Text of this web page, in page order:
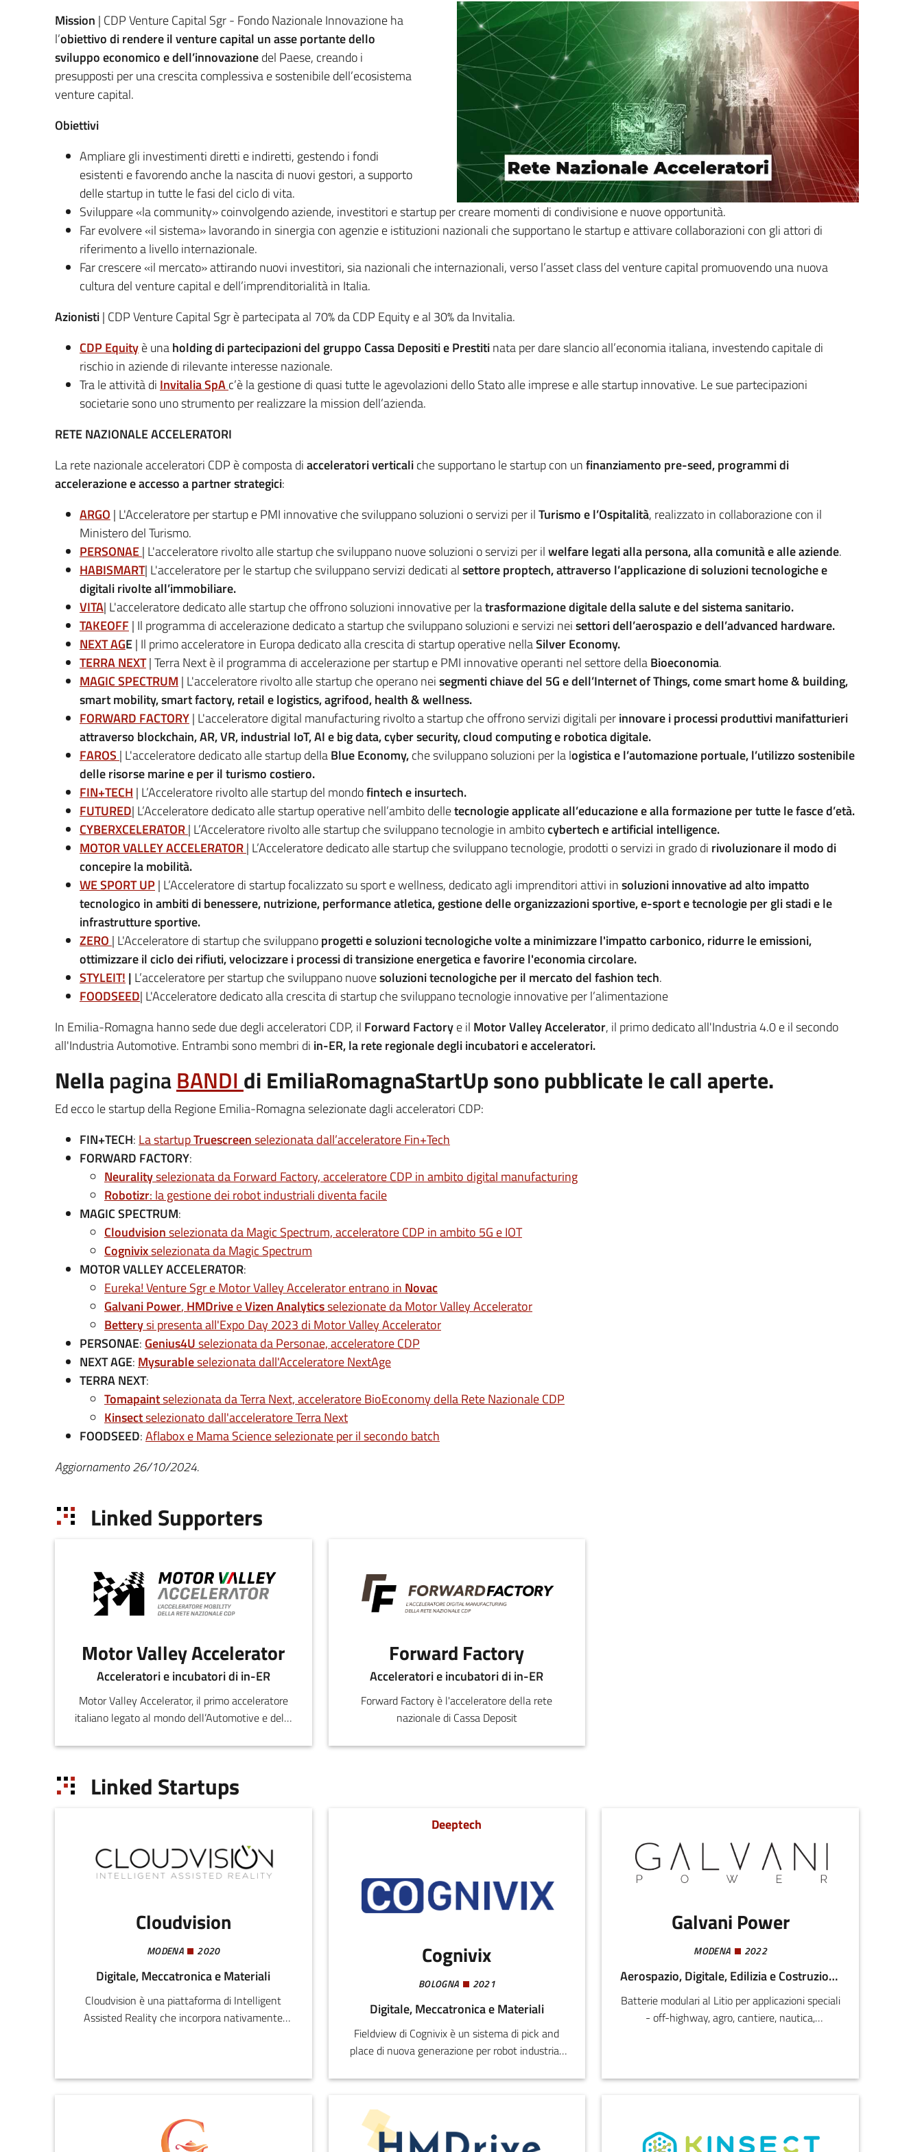
Mission | CDP Venture Capital Sgr - Fondo Nazionale Innovazione ha
l’obiettivo di rendere il venture capital un asse portante dello
sviluppo economico e dell’innovazionedel Paese, creando i
presupposti per una crescita complessiva e sostenibile dell’ecosistema
venture capital.
Obiettivi
Ampliare gli investimenti diretti e indiretti, gestendo i fondi
esistenti e favorendo anche la nascita di nuovi gestori, a supporto
delle startup in tutte le fasi del ciclo di vita.
Sviluppare «la community» coinvolgendo aziende, investitori e startup per creare momenti di condivisione e nuove opportunità.
Far evolvere «il sistema» lavorando in sinergia con agenzie e istituzioni nazionali che supportano le startup e attivare collaborazioni con gli attori di
riferimento a livello internazionale.
Far crescere «il mercato» attirando nuovi investitori, sia nazionali che internazionali, verso l’asset class del venture capital promuovendo una nuova
cultura del venture capital e dell’imprenditorialità in Italia​.
Azionisti| CDP Venture Capital Sgr è partecipata al 70% da CDP Equity e al 30% da Invitalia.
CDP Equityè unaholding di partecipazioni del gruppo Cassa Depositi e Prestitinata per dare slancio all’economia italiana, investendo capitale di
rischio in aziende di rilevante interesse nazionale.
Tra le attività di Invitalia SpAc’è la gestione di quasi tutte le agevolazioni dello Stato alle imprese e alle startup innovative. Le sue partecipazioni
societarie sono uno strumento per realizzare la mission dell’azienda.
RETE NAZIONALE ACCELERATORI
La rete nazionale acceleratori CDP è composta diacceleratori verticaliche supportano le startup con unfinanziamento pre-seed, programmi di
accelerazione e accesso a partner strategici:
ARGO | L'Acceleratore per startup e PMI innovative che sviluppano soluzioni o servizi per ilTurismo e l’Ospitalità, realizzato in collaborazione con il
Ministero del Turismo.
PERSONAE| L'acceleratore rivolto alle startup che sviluppano nuove soluzioni o servizi per ilwelfare legati alla persona, alla comunità e alle aziende.
HABISMART| L'acceleratore per le startup che sviluppano servizi dedicati alsettore proptech, attraverso l’applicazione di soluzioni tecnologiche e
digitali rivolte all’immobiliare.
VITA| L'acceleratore dedicato alle startup che offrono soluzioni innovative per latrasformazione digitale della salute e del sistema sanitario.
TAKEOFF | Il programma di accelerazione dedicato a startup che sviluppano soluzioni e servizi neisettori dell’aerospazio e dell’advanced hardware.
NEXT AGE| Il primo acceleratore in Europa dedicato alla crescita di startup operative nellaSilver Economy.
TERRA NEXT| Terra Next è il programma di accelerazione per startup e PMI innovative operanti nel settore dellaBioeconomia.
MAGIC SPECTRUM | L'acceleratore rivolto alle startup che operano neisegmenti chiave del 5G e dell’Internet of Things, come smart home & building,
smart mobility, smart factory, retail e logistics, agrifood, health & wellness.
FORWARD FACTORY| L'acceleratore digital manufacturing rivolto a startup che offrono servizi digitali perinnovare i processi produttivi manifatturieri
attraverso blockchain, AR, VR, industrial IoT, AI e big data, cyber security, cloud computing e robotica digitale.
FAROS | L'acceleratore dedicato alle startup dellaBlue Economy,che sviluppano soluzioni per la logistica e l’automazione portuale, l’utilizzo sostenibile
delle risorse marine e per il turismo costiero.
FIN+TECH | L’Acceleratore rivolto alle startup del mondofintech e insurtech.
FUTURED| L’Acceleratore dedicato alle startup operative nell’ambito delletecnologie applicate all’educazione e alla formazione per tutte le fasce d’età.
CYBERXCELERATOR| L’Acceleratore rivolto alle startup che sviluppano tecnologie in ambitocybertech e artificial intelligence.
MOTOR VALLEY ACCELERATOR| L’Acceleratore dedicato alle startup che sviluppano tecnologie, prodotti o servizi in grado di rivoluzionare il modo di
concepire la mobilità.
WE SPORT UP| L’Acceleratore di startup focalizzato su sport e wellness, dedicato agli imprenditori attivi insoluzioni innovative ad alto impatto
tecnologico in ambiti di benessere, nutrizione, performance atletica, gestione delle organizzazioni sportive, e-sport e tecnologie per gli stadi e le
infrastrutture sportive.
ZERO | L'Acceleratore di startup che sviluppanoprogetti e soluzioni tecnologiche volte a minimizzare l'impatto carbonico, ridurre le emissioni,
ottimizzare il ciclo dei rifiuti, velocizzare i processi di transizione energetica e favorire l'economia circolare.
STYLEIT! | L’acceleratore per startup che sviluppano nuovesoluzioni tecnologiche per il mercato del fashion tech.
FOODSEED| L'Acceleratore dedicato alla crescita di startup che sviluppano tecnologie innovative per l’alimentazione
In Emilia-Romagna hanno sede due degli acceleratori CDP, il Forward Factorye il Motor Valley Accelerator, il primo dedicato all'Industria 4.0 e il secondo
all'Industria Automotive. Entrambi sono membri di in-ER, la rete regionale degli incubatori e acceleratori.
NellapaginaBANDI di EmiliaRomagnaStartUp sono pubblicate le call aperte.
Ed ecco le startup della Regione Emilia-Romagna selezionate dagli acceleratori CDP:
FIN+TECH: La startupTruescreenselezionata dall’acceleratore Fin+Tech
FORWARD FACTORY:
Neuralityselezionata da Forward Factory, acceleratore CDP in ambito digital manufacturing
Robotizr: la gestione dei robot industriali diventa facile
MAGIC SPECTRUM:
Cloudvisionselezionata da Magic Spectrum, acceleratore CDP in ambito 5G e IOT
Cognivixselezionata da Magic Spectrum
MOTOR VALLEY ACCELERATOR:
Eureka! Venture Sgr e Motor Valley Accelerator entrano in Novac
Galvani Power, HMDriveeVizen Analyticsselezionate da Motor Valley Accelerator
Betterysi presenta all'Expo Day 2023 di Motor Valley Accelerator
PERSONAE: Genius4Uselezionata da Personae, acceleratore CDP
NEXT AGE: Mysurableselezionata dall'Acceleratore NextAge
TERRA NEXT:
Tomapaintselezionata da Terra Next, acceleratore BioEconomy della Rete Nazionale CDP
Kinsectselezionato dall'acceleratore Terra Next
FOODSEED:Aflabox e Mama Science selezionate per il secondo batch
Aggiornamento 26/10/2024.
Linked Supporters
Motor Valley Accelerator
Acceleratori e incubatori di in-ER
Motor Valley Accelerator, il primo acceleratore
italiano legato al mondo dell’Automotive e della
Forward Factory
Acceleratori e incubatori di in-ER
Forward Factory è l'acceleratore della rete
nazionale di Cassa Deposit
Linked Startups
Cloudvision
MODENA 2020
Digitale, Meccatronica e Materiali
Cloudvision è una piattaforma di Intelligent
Assisted Reality che incorpora nativamente
campo, equipaggiati con smartglasses
internet.
Deeptech
Cognivix
BOLOGNA 2021
Digitale, Meccatronica e Materiali
Fieldview di Cognivix è un sistema di pick and
place di nuova generazione per robot industriali
learning per eseguire prese di precisione in
Galvani Power
MODENA 2022
Aerospazio, Digitale, Edilizia e Costruzioni, Energia e Sostenibilità, Meccatronica e Materiali
Batterie modulari al Litio per applicazioni speciali
- off-highway, agro, cantiere, nautica,